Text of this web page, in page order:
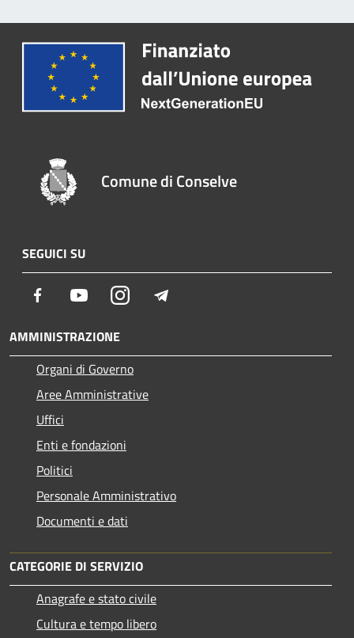
Comune di Conselve
SEGUICI SU
Facebook YoutubeInstagram
AMMINISTRAZIONE
Organi di Governo
Aree Amministrative
Uffici
Enti e fondazioni
Politici
Personale Amministrativo
Documenti e dati
CATEGORIE DI SERVIZIO
Anagrafe e stato civile
Cultura e tempo libero